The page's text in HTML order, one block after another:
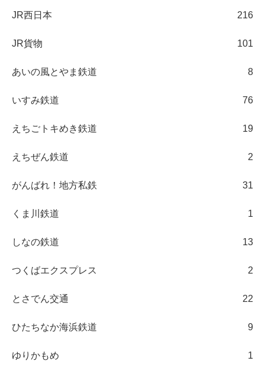
JR西日本 216
JR貨物 101
あいの風とやま鉄道 8
いすみ鉄道 76
えちごトキめき鉄道 19
えちぜん鉄道 2
がんばれ！地方私鉄 31
くま川鉄道 1
しなの鉄道 13
つくばエクスプレス 2
とさでん交通 22
ひたちなか海浜鉄道 9
ゆりかもめ 1